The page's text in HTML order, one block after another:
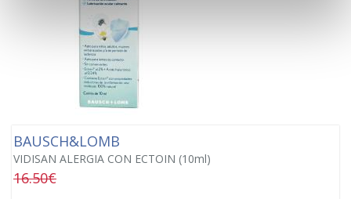
BAUSCH&LOMB
VIDISAN ALERGIA CON ECTOIN (10ml)
16.50€